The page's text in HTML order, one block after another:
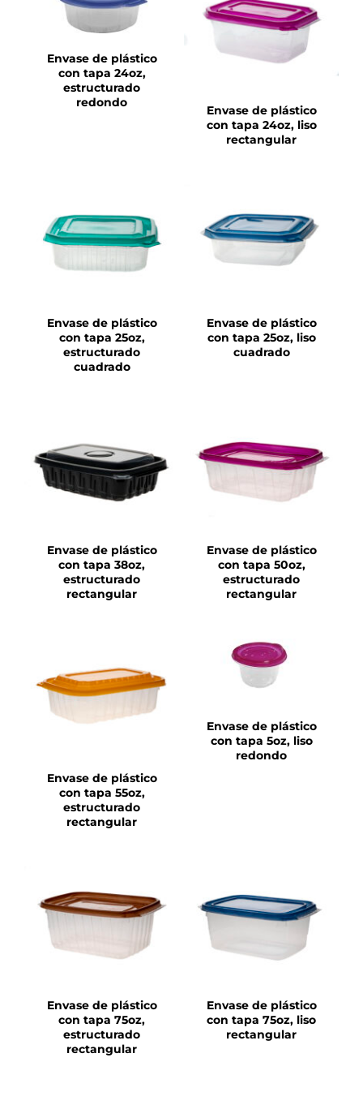
Envase de plástico
con tapa 24oz,
estructurado
redondo
DETALLES
Envase de plástico
con tapa 24oz, liso
rectangular
DETALLES
Envase de plástico
con tapa 25oz,
estructurado
cuadrado
DETALLES
Envase de plástico
con tapa 25oz, liso
cuadrado
DETALLES
Envase de plástico
con tapa 38oz,
estructurado
rectangular
DETALLES
Envase de plástico
con tapa 50oz,
estructurado
rectangular
DETALLES
Envase de plástico
con tapa 55oz,
estructurado
rectangular
DETALLES
Envase de plástico
con tapa 5oz, liso
redondo
DETALLES
Envase de plástico
con tapa 75oz,
estructurado
rectangular
DETALLES
Envase de plástico
con tapa 75oz, liso
rectangular